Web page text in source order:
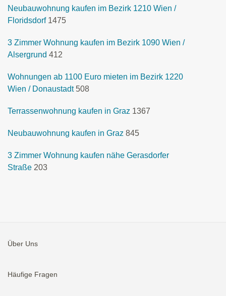
Neubauwohnung kaufen im Bezirk 1210 Wien /
Floridsdorf 1475
3 Zimmer Wohnung kaufen im Bezirk 1090 Wien /
Alsergrund 412
Wohnungen ab 1100 Euro mieten im Bezirk 1220
Wien / Donaustadt 508
Terrassenwohnung kaufen in Graz 1367
Neubauwohnung kaufen in Graz 845
3 Zimmer Wohnung kaufen nähe Gerasdorfer
Straße 203
Über Uns
Häufige Fragen